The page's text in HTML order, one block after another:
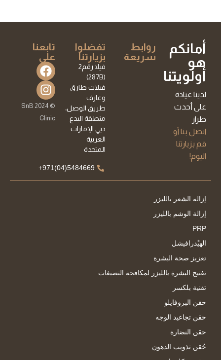
أمانكم
هو
أولويتنا
لدينا عيادة
على أحدث
طراز
اتصل بنا أو
قم بزيارتنا
اليوم!
روابط
سريعة
تفضلوا
بزيارتنا
فيلا رقم2
(287B)
فيلات طارق
وعارف
طريق الوصل،
منطقة البدع
دبي الإمارات
العربية
المتحدة
5484669(04)971+
تابعنا
على
© 2024 SnB
Clinic
إزالة الشعر بالليزر
إزالة الوشم بالليزر
PRP
الهيْدرافيشل
تعزيز صحة البشرة
تفتيح البشرة بالليزر لمكافحة التصبغات
تقنية بلكسر
حقن البروفايلو
حقن تجاعيد الوجه
حقن النضارة
حُقن تذويب الدهون